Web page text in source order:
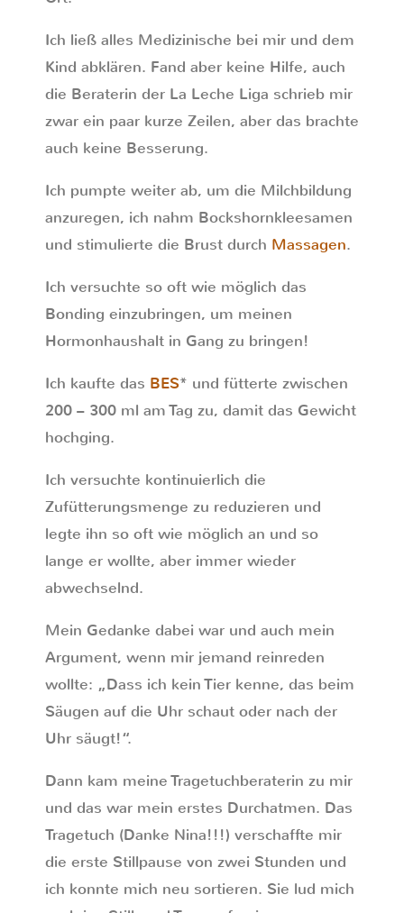
Ich ließ alles Medizinische bei mir und dem
Kind abklären. Fand aber keine Hilfe, auch
die Beraterin der La Leche Liga schrieb mir
zwar ein paar kurze Zeilen, aber das brachte
auch keine Besserung.
Ich pumpte weiter ab, um die Milchbildung
anzuregen, ich nahm Bockshornkleesamen
und stimulierte die Brust durch Massagen.
Ich versuchte so oft wie möglich das
Bonding einzubringen, um meinen
Hormonhaushalt in Gang zu bringen!
Ich kaufte das BES* und fütterte zwischen
200 – 300 ml am Tag zu, damit das Gewicht
hochging.
Ich versuchte kontinuierlich die
Zufütterungsmenge zu reduzieren und
legte ihn so oft wie möglich an und so
lange er wollte, aber immer wieder
abwechselnd.
Mein Gedanke dabei war und auch mein
Argument, wenn mir jemand reinreden
wollte: „Dass ich kein Tier kenne, das beim
Säugen auf die Uhr schaut oder nach der
Uhr säugt!“.
Dann kam meine Tragetuchberaterin zu mir
und das war mein erstes Durchatmen. Das
Tragetuch (Danke Nina!!!) verschaffte mir
die erste Stillpause von zwei Stunden und
ich konnte mich neu sortieren. Sie lud mich